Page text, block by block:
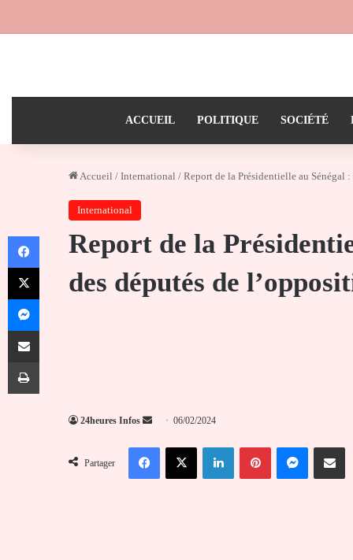
ACCUEIL POLITIQUE SOCIÉTÉ
Accueil / International / Report de la Présidentielle au Sénégal
International
Report de la
des députés de
24heures Infos
Envoyer
courriel
06/02/2024
Partager
FacebookX LinkedinPinterestMessenger
Facebook
X
Messenger
Partager par email